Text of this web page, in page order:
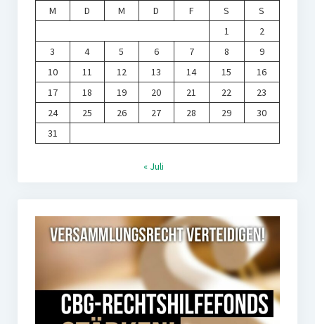
M
D M D F S
S
1
2
3
4 5 6 7 8
9
10
11 12 13 14 15
16
17
18 19 20 21 22
23
24
25 26 27 28 29
30
31
« Juli